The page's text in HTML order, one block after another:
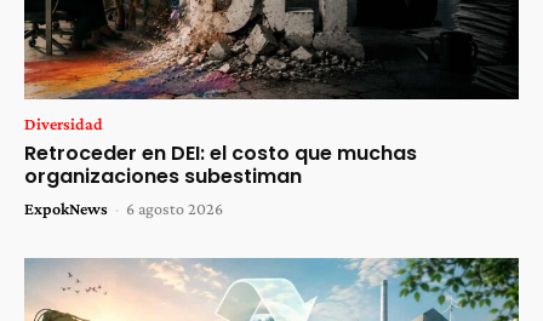
Diversidad
Retroceder en DEI: el costo que muchas
organizaciones subestiman
ExpokNews - 6 agosto 2026